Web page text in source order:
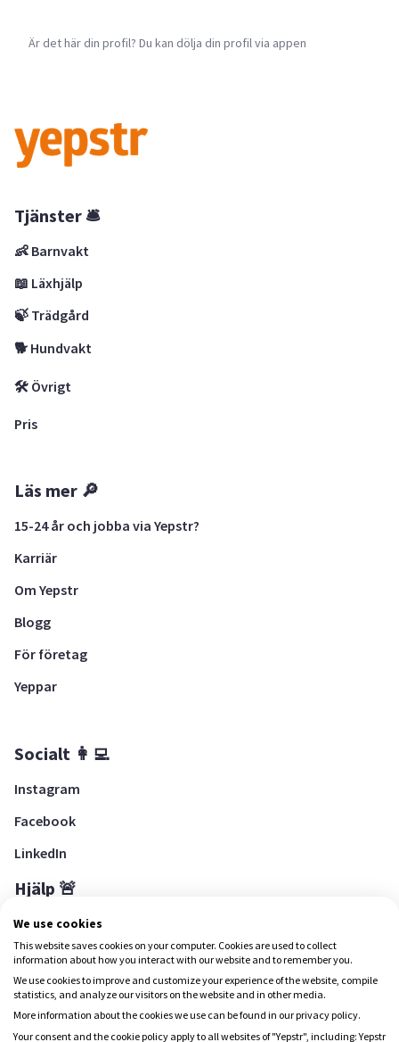
Är det här din profil? Du kan dölja din profil via appen
Tjänster 🛎
👶 Barnvakt
📖 Läxhjälp
🍃 Trädgård
🐕 Hundvakt
🛠 Övrigt
Pris
Läs mer 🔎
15-24 år och jobba via Yepstr?
Karriär
Om Yepstr
Blogg
För företag
Yeppar
Socialt 👩‍💻
Instagram
Facebook
LinkedIn
Hjälp 🚨
Hjälpcenter
Ladda ned Yepstr
We use cookies
This website saves cookies on your computer. Cookies are used to collect
information about how you interact with our website and to remember you.
We use cookies to improve and customize your experience of the website, compile
statistics, and analyze our visitors on the website and in other media.
More information about the cookies we use can be found in our privacy policy.
Your consent and the cookie policy apply to all websites of "Yepstr", including: Yepstr